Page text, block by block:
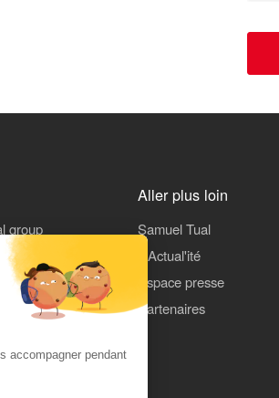
accompagner pendant
group
Aller plus loin
Samuel Tual
L'Actual'ité
Espace presse
Partenaires